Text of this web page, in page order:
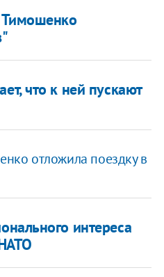
что к ней пускают
отложила поездку в
интереса